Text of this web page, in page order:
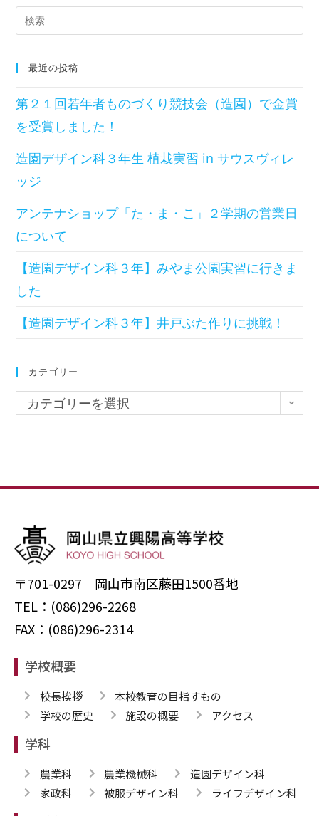
最近の投稿
第２１回若年者ものづくり競技会（造園）で金賞
を受賞しました！
造園デザイン科３年生 植栽実習 in サウスヴィレ
ッジ
アンテナショップ「た・ま・こ」２学期の営業日
について
【造園デザイン科３年】みやま公園実習に行きま
した
【造園デザイン科３年】井戸ぶた作りに挑戦！
カテゴリー
カテゴリーを選択
〒701-0297 岡山市南区藤田1500番地
TEL：(086)296-2268
FAX：(086)296-2314
学校概要
校長挨拶
本校教育の目指すもの
学校の歴史
施設の概要 アクセス
学科
農業科 農業機械科
造園デザイン科
家政科
被服デザイン科 ライフデザイン科